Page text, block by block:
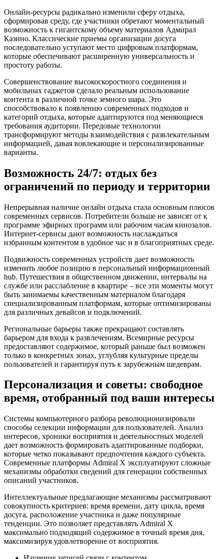
Онлайн-ресурсы радикально изменили сферу отдыха,
сформировав среду, где участники обретают моментальный
возможность к гигантскому объему материалов Адмирал
Казино. Классические приемы организации досуга
последовательно уступают место цифровым платформам,
которые обеспечивают расширенную универсальность и
простоту работы.
Совершенствование высокоскоростного соединения и
мобильных гаджетов сделало реальным использование
контента в различной точке земного шара. Это
способствовало к появлению современных подходов и
категорий отдыха, которые адаптируются под меняющиеся
требования аудитории. Передовые технологии
трансформируют методы взаимодействия с развлекательным
информацией, давая вовлекающие и персонализированные
варианты.
Возможность 24/7: отдых без
ограничений по периоду и территории
Непрерывная наличие онлайн отдыха стала основным плюсов
современных сервисов. Потребители больше не зависят от к
программе эфирных программ или рабочим часам кинозалов.
Интернет-сервисы дают возможность наслаждаться
избранным контентом в удобное час и в благоприятных среде.
Подвижность современных устройств дает возможность
изменить любое позицию в персональный информационный
hub. Путешествия в общественном движении, интервалы на
службе или расслабление в квартире – все эти моменты могут
быть занимаемы качественным материалом благодаря
специализированным платформам, которые оптимизированы
для различных девайсов и подключений.
Региональные барьеры также прекращают составлять
барьером для входа к развлечениям. Всемирные ресурсы
предоставляют содержимое, который раньше был возможен
только в конкретных зонах, углубляя культурные пределы
пользователей и гарантируя путь к зарубежным шедеврам.
Персонализация и советы: свободное
время, отобранный под ваши интересы
Системы компьютерного разбора революционизировали
способы селекции информации для пользователей. Анализ
интересов, хроники восприятия и деятельностных моделей
дает возможность формировать адаптированные подборки,
которые четко показывают предпочтения каждого субъекта.
Современные платформы Admiral X эксплуатируют сложные
механизмы обработки сведений для генерации собственных
описаний участников.
Интеллектуальные предлагающие механизмы рассматривают
совокупность критериев: время времени, дату цикла, время
досуга, расположение участника и даже популярные
тенденции. Это позволяет представлять Admiral X
максимально подходящий содержимое в точный время дня,
максимизируя удовлетворение от восприятия.